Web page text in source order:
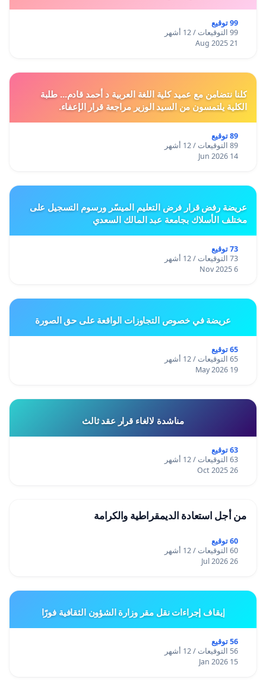
99 توقيع
99 التوقيعات / 12 أشهر
21 Aug 2025
كلنا نتضامن مع عميد كلية اللغة العربية د أحمد قادم... طلبة
الكلية يلتمسون من السيد الوزير مراجعة قرار الإعفاء.
89 توقيع
89 التوقيعات / 12 أشهر
14 Jun 2026
عريضة رفض قرار فرض التعليم الميسّر ورسوم التسجيل على
مختلف الأسلاك بجامعة عبد المالك السعدي
73 توقيع
73 التوقيعات / 12 أشهر
6 Nov 2025
عريضة في خصوص التجاوزات الواقعة على حق الصورة
65 توقيع
65 التوقيعات / 12 أشهر
19 May 2026
مناشدة لالغاء قرار عقد ثالث
63 توقيع
63 التوقيعات / 12 أشهر
26 Oct 2025
من أجل استعادة الديمقراطية والكرامة
60 توقيع
60 التوقيعات / 12 أشهر
26 Jul 2026
إيقاف إجراءات نقل مقر وزارة الشؤون الثقافية فورًا
56 توقيع
56 التوقيعات / 12 أشهر
15 Jan 2026